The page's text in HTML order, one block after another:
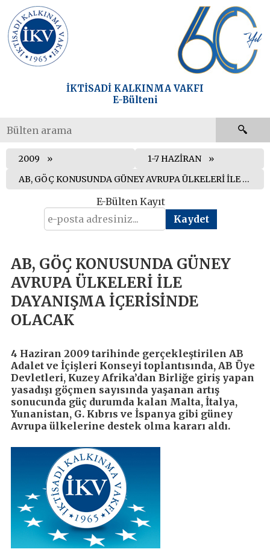
İKTİSADİ KALKINMA VAKFI
E-Bülteni
2009
1-7 HAZİRAN
AB, GÖÇ KONUSUNDA GÜNEY AVRUPA ÜLKELERİ İLE DAYANIŞMA İÇERİSİNDE OLACAK
E-Bülten Kayıt
AB, GÖÇ KONUSUNDA GÜNEY
AVRUPA ÜLKELERİ İLE
DAYANIŞMA İÇERİSİNDE
OLACAK
4 Haziran 2009 tarihinde gerçekleştirilen AB
Adalet ve İçişleri Konseyi toplantısında, AB Üye
Devletleri, Kuzey Afrika’dan Birliğe giriş yapan
yasadışı göçmen sayısında yaşanan artış
sonucunda güç durumda kalan Malta, İtalya,
Yunanistan, G. Kıbrıs ve İspanya gibi güney
Avrupa ülkelerine destek olma kararı aldı.